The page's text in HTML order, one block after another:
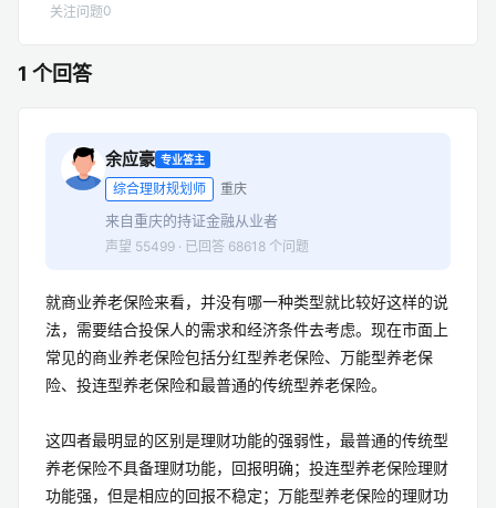
关注问题0
1 个回答
余应豪 专业答主
综合理财规划师 重庆
来自重庆的持证金融从业者
声望 55499 · 已回答 68618 个问题
就商业养老保险来看，并没有哪一种类型就比较好这样的说
法，需要结合投保人的需求和经济条件去考虑。现在市面上
常见的商业养老保险包括分红型养老保险、万能型养老保
险、投连型养老保险和最普通的传统型养老保险。
这四者最明显的区别是理财功能的强弱性，最普通的传统型
养老保险不具备理财功能，回报明确；投连型养老保险理财
功能强，但是相应的回报不稳定；万能型养老保险的理财功